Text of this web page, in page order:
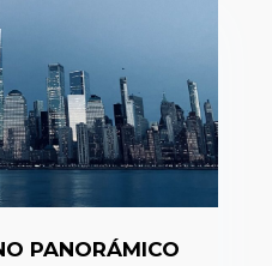
PANORÁMICO